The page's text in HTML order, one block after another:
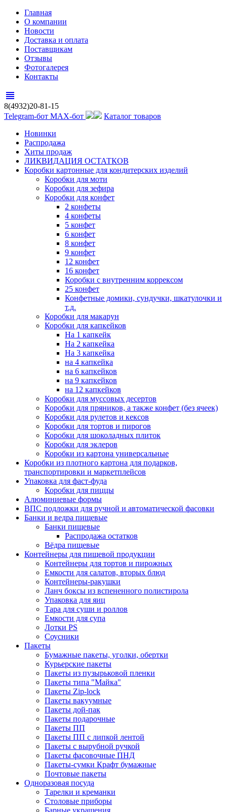
Главная
О компании
Новости
Доставка и оплата
Поставщикам
Отзывы
Фотогалерея
Контакты
view_headline
8(4932)20-81-15
Telegram-бот MAX-бот
Каталог товаров
Новинки
Распродажа
Хиты продаж
ЛИКВИДАЦИЯ ОСТАТКОВ
Коробки картонные для кондитерских изделий
Коробки для моти
Коробки для зефира
Коробки для конфет
2 конфеты
4 конфеты
5 конфет
6 конфет
8 конфет
9 конфет
12 конфет
16 конфет
Коробки с внутренним коррексом
25 конфет
Конфетные домики, сундучки, шкатулочки и
т.д.
Коробки для макарун
Коробки для капкейков
На 1 капкейк
На 2 капкейка
На 3 капкейка
на 4 капкейка
на 6 капкейков
на 9 капкейков
на 12 капкейков
Коробки для муссовых десертов
Коробки для пряников, а также конфет (без ячеек)
Коробки для рулетов и кексов
Коробки для тортов и пирогов
Коробки для шоколадных плиток
Коробки для эклеров
Коробки из картона универсальные
Коробки из плотного картона для подарков,
транспортировки и маркетплейсов
Упаковка для фаст-фуда
Коробки для пиццы
Алюминиевые формы
ВПС подложки для ручной и автоматической фасовки
Банки и ведра пищевые
Банки пищевые
Распродажа остатков
Вёдра пищевые
Контейнеры для пищевой продукции
Контейнеры для тортов и пирожных
Емкости для салатов, вторых блюд
Контейнеры-ракушки
Ланч боксы из вспененного полистирола
Упаковка для яиц
Тара для суши и роллов
Емкости для супа
Лотки PS
Соусники
Пакеты
Бумажные пакеты, уголки, обертки
Курьерские пакеты
Пакеты из пузырьковой пленки
Пакеты типа "Майка"
Пакеты Zip-lock
Пакеты вакуумные
Пакеты дой-пак
Пакеты подарочные
Пакеты ПП
Пакеты ПП с липкой лентой
Пакеты с вырубной ручкой
Пакеты фасовочные ПНД
Пакеты-сумки Крафт бумажные
Почтовые пакеты
Одноразовая посуда
Тарелки и креманки
Столовые приборы
Барные украшения